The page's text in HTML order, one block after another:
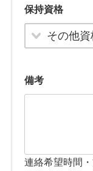
保持資格
その他
備考
連絡希望時間